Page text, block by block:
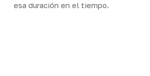
esa duración en el tiempo.